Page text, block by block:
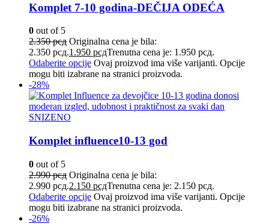
Komplet 7-10 godina-DEČIJA ODEĆA
0 out of 5
2.350рсд Originalna cena je bila:
2.350 рсд.1.950 рсдTrenutna cena je: 1.950 рсд.
Odaberite opcije Ovaj proizvod ima više varijanti. Opcije
mogu biti izabrane na stranici proizvoda.
-28%
SNIZENO
Komplet influence10-13 god
0 out of 5
2.990рсд Originalna cena je bila:
2.990 рсд.2.150 рсдTrenutna cena je: 2.150 рсд.
Odaberite opcije Ovaj proizvod ima više varijanti. Opcije
mogu biti izabrane na stranici proizvoda.
-26%